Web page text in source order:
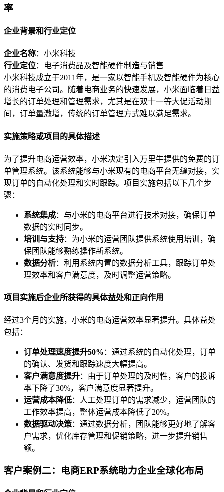
率
企业背景和行业定位
企业名称：小米科技
行业定位：电子消费品及智能硬件制造与销售
小米科技成立于2011年，是一家以智能手机及智能硬件为核心
的消费电子公司。随着电商业务的快速发展，小米面临着日益
增长的订单处理和管理需求，尤其是在双十一等大促活动期
间，订单量激增，传统的订单管理方式难以满足需求。
实施策略或项目的具体描述
为了提升电商运营效率，小米决定引入万里牛提供的免费的订
单管理系统。该系统能够与小米现有的电商平台无缝对接，实
现订单的自动化处理和实时跟踪。项目实施包括以下几个步
骤：
系统集成：与小米的电商平台进行技术对接，确保订单
数据的实时同步。
培训与支持：为小米的运营团队提供系统使用培训，确
保团队能够熟练操作新系统。
数据分析：利用系统内置的数据分析工具，跟踪订单处
理效率和客户满意度，及时调整运营策略。
项目实施后企业所获得的具体益处和正向作用
经过3个月的实施，小米的电商运营效率显著提升。具体益处
包括：
订单处理速度提升50% ：通过系统的自动化处理，订单
的确认、发货和跟踪速度大幅提高。
客户满意度提升：由于订单处理的及时性，客户的投诉
率下降了30%，客户满意度显著提升。
运营成本降低：人工处理订单的需求减少，运营团队的
工作效率提高，整体运营成本降低了20%。
数据驱动决策：通过数据分析，团队能够更好地了解客
户需求，优化库存管理和促销策略，进一步提升销售
额。
客户案例二：电商ERP系统助力企业全球化布局